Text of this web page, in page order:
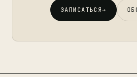
ЗАПИСАТЬСЯ→